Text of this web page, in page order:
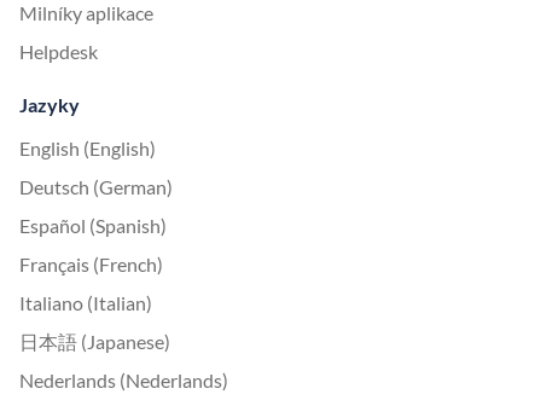
Milníky aplikace
Helpdesk
Jazyky
English (English)
Deutsch (German)
Español (Spanish)
Français (French)
Italiano (Italian)
日本語 (Japanese)
Nederlands (Nederlands)